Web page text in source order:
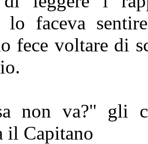
lo faceva
fece voltare di
non va?" gli
il Capitano